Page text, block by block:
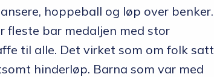
hoppeball og løp over benker.
fleste bar medaljen med stor
til alle. Det virket som om folk satt
hinderløp. Barna som var med